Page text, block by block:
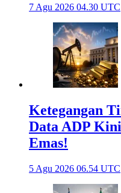
7 Agu 2026 04.30 UTC
Ketegangan
Data ADP
Emas!
5 Agu 2026 06.54 UTC